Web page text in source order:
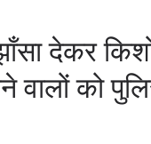
देकर
वालों को